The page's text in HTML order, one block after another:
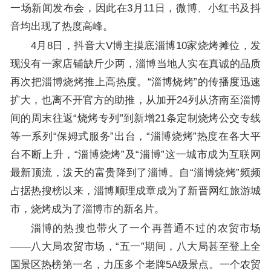
一场新闻发布会，因此在3月11日，微博、小红书及抖
音均出现了热度高峰。
4月8日，抖音大V博主摸底淄博10家烧烤摊位，发
现没有一家店铺缺斤少两，淄博当地人实在真诚的品质
再次把淄博烧烤推上高热度。“淄博烧烤”的传播度迅速
扩大，也离不开官方的助推，从加开24列从济南至淄博
间的周末往返“烧烤专列”到新增21条定制烧烤公交专线
等一系列“保姆式服务”出台，“淄博烧烤”热度在各大平
台不断上升，“淄博烧烤”及“淄博”这一城市成为互联网
最新顶流，泼天的富贵降到了淄博。自“淄博烧烤”频频
占据热搜榜以来，淄博顺理成章成为了新晋网红旅游城
市，烧烤成为了淄博市的新名片。
淄博的热搜也带火了一个再普通不过的农贸市场
——八大局农贸市场，“五一”期间，八大局甚至登上全
国景区热榜第一名，力压多个老牌5A级景点。一个农贸